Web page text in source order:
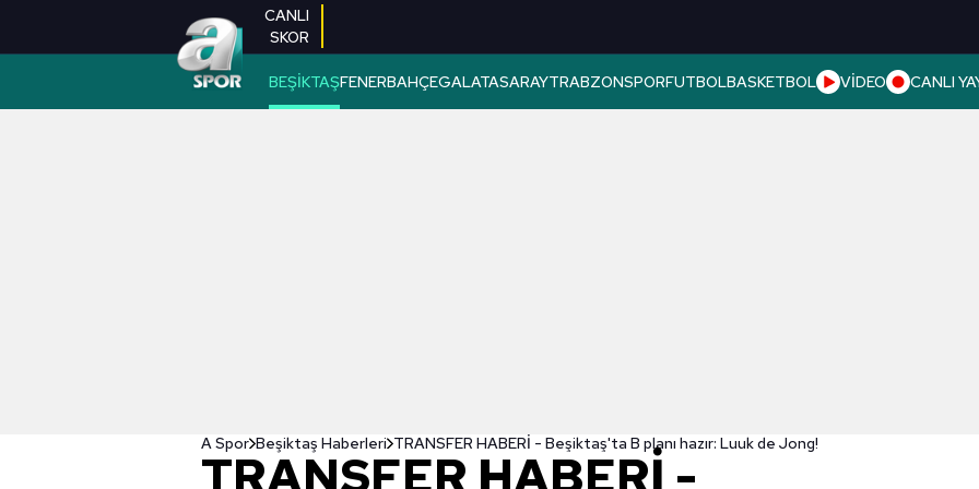
CANLI
SKOR
BEŞİKTAŞFENERBAHÇEGALATASARAYTRABZONSPORFUTBOLBASKETBOL VİDEO CANLI
A Spor Beşiktaş Haberleri TRANSFER HABERİ - Beşiktaş'ta B planı hazır: Luuk de Jong!
TRANSFER HABERİ -